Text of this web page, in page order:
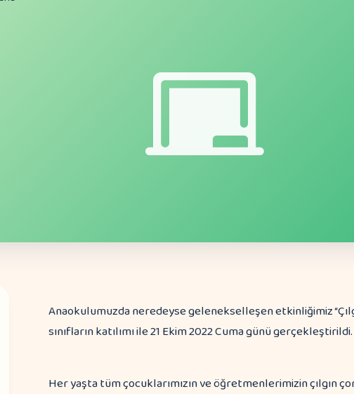
Anaokulumuzda neredeyse gelenekselleşen etkinliğimiz
sınıfların katılımı ile 21 Ekim 2022 Cuma günü gerçekleştirildi.
Her yaşta tüm çocuklarımızın ve öğretmenlerimizin çılgın